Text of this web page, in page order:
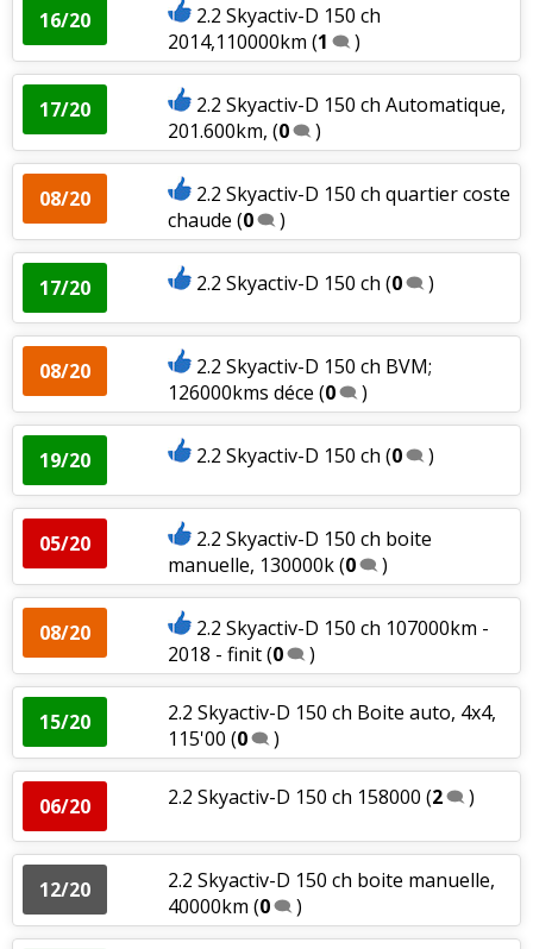
16/20
2.2 Skyactiv-D 150 ch
2014,110000km (1 )
17/20
2.2 Skyactiv-D 150 ch Automatique,
201.600km, (0 )
08/20
2.2 Skyactiv-D 150 ch quartier coste
chaude (0 )
17/20 2.2 Skyactiv-D 150 ch (0 )
08/20
2.2 Skyactiv-D 150 ch BVM;
126000kms déce (0 )
19/20 2.2 Skyactiv-D 150 ch (0 )
05/20
2.2 Skyactiv-D 150 ch boite
manuelle, 130000k(0 )
08/20
2.2 Skyactiv-D 150 ch 107000km -
2018 - finit(0 )
15/20
2.2 Skyactiv-D 150 ch Boite auto, 4x4,
115'00 (0 )
06/20 2.2 Skyactiv-D 150 ch 158000 (2 )
12/20
2.2 Skyactiv-D 150 ch boite manuelle,
40000km (0 )